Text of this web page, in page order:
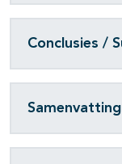
Conclusies /